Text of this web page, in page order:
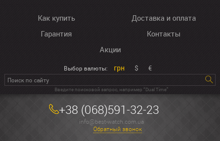
Как купить
Доставка и оплата
Гарантия
Контакты
Акции
Выбор валюты: грн $ €
Введите поисковой запрос, например “Dual Time”
+38 (068)591-32-23
info@best-watch.com.ua
Обратный звонок